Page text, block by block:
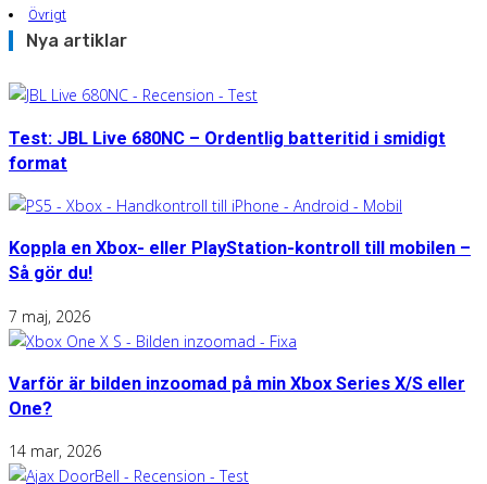
Övrigt
Nya artiklar
Test: JBL Live 680NC – Ordentlig batteritid i smidigt
format
Koppla en Xbox- eller PlayStation-kontroll till mobilen –
Så gör du!
7 maj, 2026
Varför är bilden inzoomad på min Xbox Series X/S eller
One?
14 mar, 2026